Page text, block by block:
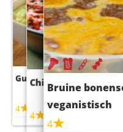
Guacamole
4
Chili con carne
4
Bruine
veganistisch
4
Sushi
4